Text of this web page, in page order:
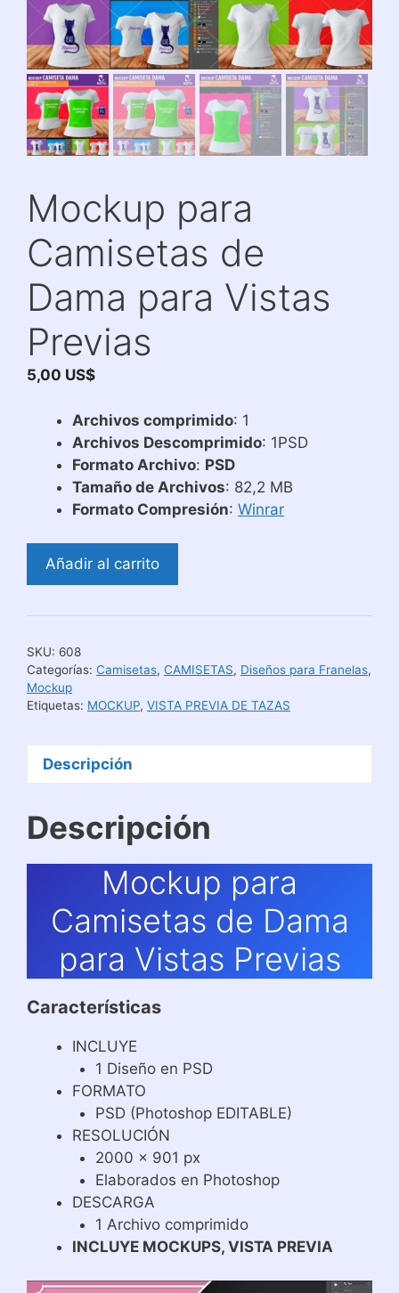
Mockup para
Camisetas de
Dama para Vistas
Previas
5,00 US$
Archivos comprimido: 1
Archivos Descomprimido: 1PSD
Formato Archivo: PSD
Tamaño de Archivos: 82,2 MB
Formato Compresión: Winrar
Mockup
de
para
Vistas
Previas
Añadir al carrito
SKU: 608
Categorías: Camisetas, CAMISETAS, Diseños para Franelas,
Mockup
Etiquetas: MOCKUP, VISTA PREVIA DE TAZAS
Descripción
Descripción
Mockup para
Camisetas de Dama
para Vistas Previas
Características
INCLUYE
1 Diseño en PSD
FORMATO
PSD (Photoshop EDITABLE)
RESOLUCIÓN
2000 x 901 px
Elaborados en Photoshop
DESCARGA
1 Archivo comprimido
INCLUYE MOCKUPS, VISTA PREVIA